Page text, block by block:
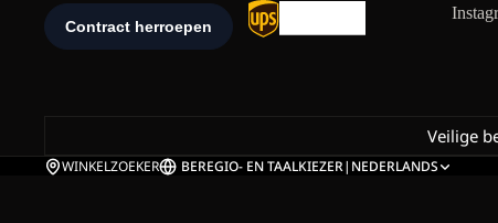
Veilige
WINKELZOEKER BEREGIO- EN TAALKIEZER| NEDERLANDS